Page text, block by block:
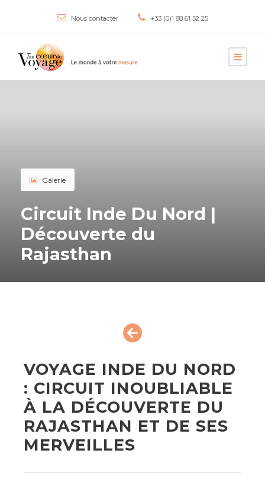
Nous contacter +33 (0)1 88 61 52 25
Galerie
Circuit Inde Du Nord |
Découverte du
Rajasthan
VOYAGE INDE DU NORD
: CIRCUIT INOUBLIABLE
À LA DÉCOUVERTE DU
RAJASTHAN ET DE SES
MERVEILLES